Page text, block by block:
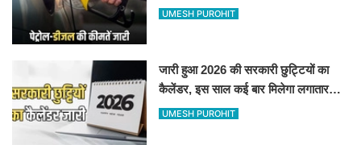
जानिए बीकानेर समेत पुरे प्रदेश में नए रेट
UMESH PUROHIT
जारी हुआ 2026 की सरकारी छुट्टियों का
कैलेंडर, इस साल कई बार मिलेगा लगातार
अवकाश, देखें
UMESH PUROHIT